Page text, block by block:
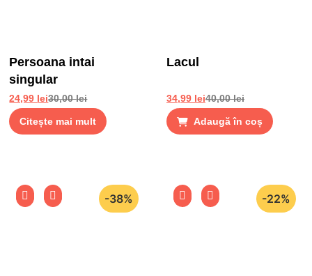
Persoana intai
singular
30,00lei
24,99 lei
Citește mai mult
Lacul
40,00lei
34,99 lei
Adaugă în coș
-38% -22%